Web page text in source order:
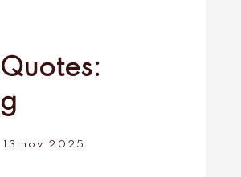
13 nov 2025